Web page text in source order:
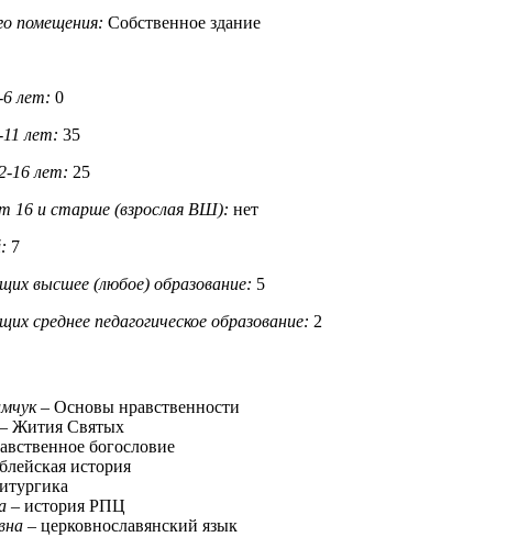
помещения: Собственное здание
6 лет: 0
11 лет: 35
16 лет: 25
16 и старше (взрослая ВШ): нет
7
высшее (любое) образование: 5
среднее педагогическое образование: 2
– Основы нравственности
Жития Святых
богословие
история
– история РПЦ
– церковнославянский язык